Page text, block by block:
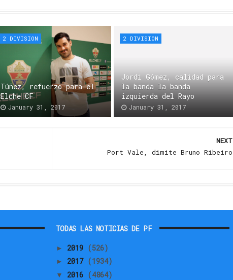
2 DIVISION
Túñez, refuerzo para el
Elche CF
January 31, 2017
2 DIVISION
Jordi Gómez, calidad para
la banda la banda
izquierda del Rayo
January 31, 2017
NEXT
Port Vale, dimite Bruno Ribeiro
TODAS LAS NOTICIAS DE PF
► 2019 (526)
► 2017 (1934)
▼ 2016 (4864)